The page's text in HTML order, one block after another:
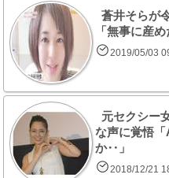
蒼井そらが
「無事に産め
2019/05/03
元セクシー
な声に覚悟
か‥」
2018/12/21